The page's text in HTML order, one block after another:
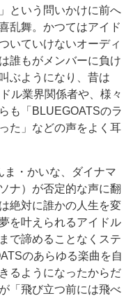
という問いかけに前へ
乱舞。かつてはアイド
いていけないオーディ
誰もがメンバーに負け
ぶようになり、昔は
ル業界関係者や、様々
も「BLUEGOATSのラ
た」などの声をよく耳
・かいな、ダイナマ
ナ）が否定的な声に翻
絶対に誰かの人生を変
を叶えられるアイドル
で諦めることなくステ
のあらゆる楽曲を自
るようになったからだ
「飛び立つ前には飛べ